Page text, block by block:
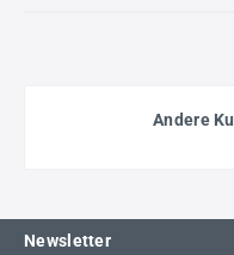
Andere
Newsletter